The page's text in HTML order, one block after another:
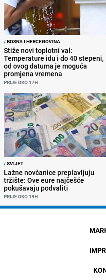
/BOSNA I HERCEGOVINA
Stiže novi toplotni val:
Temperature idu i do 40 stepeni,
od ovog datuma je moguća
promjena vremena
PRIJE OKO 17H
/SVIJET
Lažne novčanice preplavljuju
tržište: Ove eure najčešće
pokušavaju podvaliti
PRIJE OKO 19H